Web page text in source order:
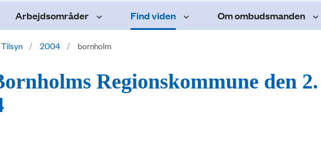
Arbejdsområder Find viden Om ombudsmanden
Tilsyn 2004 bornholm
Regionskommune den 2.